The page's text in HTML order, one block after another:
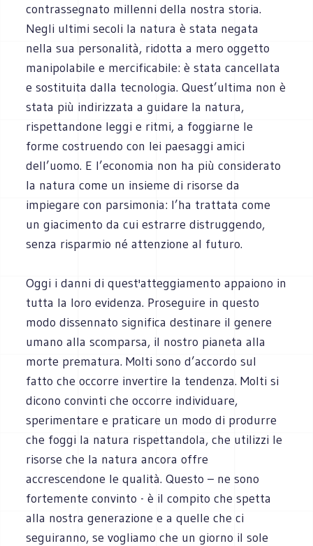
contrassegnato millenni della nostra storia.
Negli ultimi secoli la natura è stata negata
nella sua personalità, ridotta a mero oggetto
manipolabile e mercificabile: è stata cancellata
e sostituita dalla tecnologia. Quest’ultima non è
stata più indirizzata a guidare la natura,
rispettandone leggi e ritmi, a foggiarne le
forme costruendo con lei paesaggi amici
dell’uomo. E l’economia non ha più considerato
la natura come un insieme di risorse da
impiegare con parsimonia: l’ha trattata come
un giacimento da cui estrarre distruggendo,
senza risparmio né attenzione al futuro.
Oggi i danni di quest'atteggiamento appaiono in
tutta la loro evidenza. Proseguire in questo
modo dissennato significa destinare il genere
umano alla scomparsa, il nostro pianeta alla
morte prematura. Molti sono d’accordo sul
fatto che occorre invertire la tendenza. Molti si
dicono convinti che occorre individuare,
sperimentare e praticare un modo di produrre
che foggi la natura rispettandola, che utilizzi le
risorse che la natura ancora offre
accrescendone le qualità. Questo – ne sono
fortemente convinto - è il compito che spetta
alla nostra generazione e a quelle che ci
seguiranno, se vogliamo che un giorno il sole